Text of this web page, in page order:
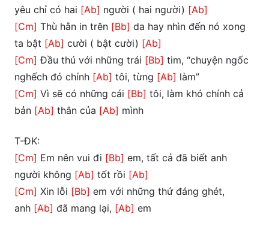
yêu chỉ có hai [Ab] người ( hai người) [Ab]
[Cm] Thù hằn in trên [Bb] da hay nhìn đến nó xong
ta bật [Ab] cười ( bật cười) [Ab]
[Cm] Đầu thú với những trái [Bb] tim, “chuyện ngốc
nghếch đó chính [Ab] tôi, từng [Ab] làm”
[Cm] Vì sẽ có những cái [Bb] tôi, làm khó chính cả
bản [Ab] thân của [Ab] mình
T-ĐK:
[Cm] Em nên vui đi [Bb] em, tất cả đã biết anh
người không [Ab] tốt rồi [Ab]
[Cm] Xin lỗi [Bb] em với những thứ đáng ghét,
anh [Ab] đã mang lại, [Ab] em